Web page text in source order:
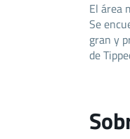
El área
Se
gran y
de